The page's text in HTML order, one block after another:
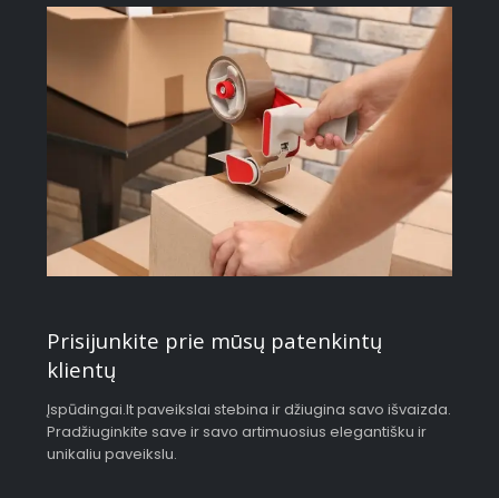
Prisijunkite prie mūsų patenkintų
klientų
Įspūdingai.lt paveikslai stebina ir džiugina savo išvaizda.
Pradžiuginkite save ir savo artimuosius elegantišku ir
unikaliu paveikslu.